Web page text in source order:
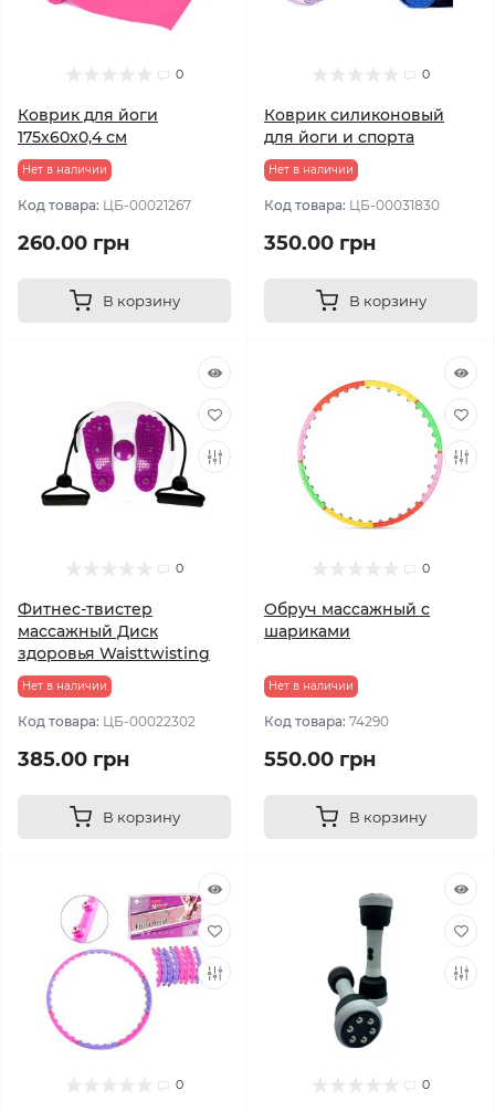
0
Коврик для йоги
175х60х0,4 см
Нет в наличии
Код товара: ЦБ-00021267
260.00 грн
В корзину
0
Коврик силиконовый
для йоги и спорта
Нет в наличии
Код товара: ЦБ-00031830
350.00 грн
В корзину
0
Фитнес-твистер
массажный Диск
здоровья Waisttwisting
Нет в наличии
Код товара: ЦБ-00022302
385.00 грн
В корзину
0
Обруч массажный с
шариками
Нет в наличии
Код товара: 74290
550.00 грн
В корзину
0 0